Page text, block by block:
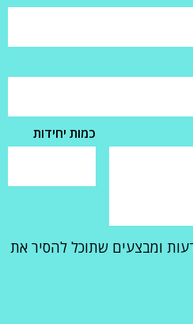
כמות יחידות
ומבצעים שתוכל להסיר את